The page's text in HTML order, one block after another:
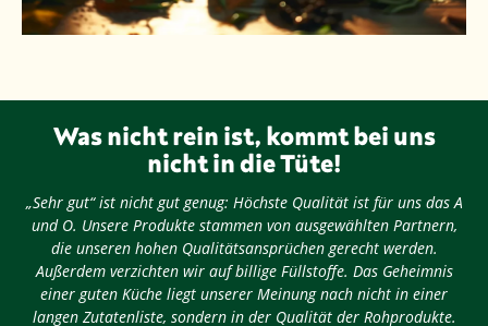
Was nicht rein ist, kommt bei uns
nicht in die Tüte!
„Sehr gut“ ist nicht gut genug: Höchste Qualität ist für uns das A
und O. Unsere Produkte stammen von ausgewählten Partnern,
die unseren hohen Qualitätsansprüchen gerecht werden.
Außerdem verzichten wir auf billige Füllstoffe. Das Geheimnis
einer guten Küche liegt unserer Meinung nach nicht in einer
langen Zutatenliste, sondern in der Qualität der Rohprodukte.